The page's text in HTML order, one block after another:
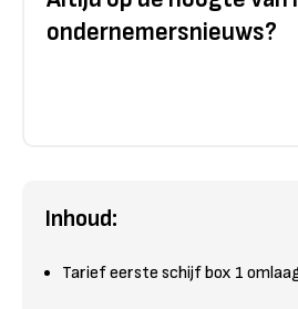
ondernemersnieuws?
Inhoud:
Tarief eerste schijf box 1